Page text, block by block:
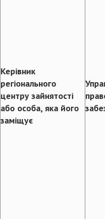
Керівник
регіонального
центру зайнятості
або особа, яка його
заміщує